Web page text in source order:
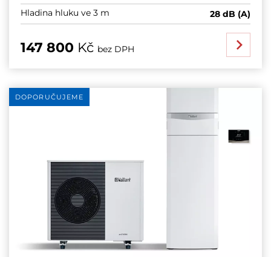
Hladina hluku ve 3 m
28 dB (A)
147 800 Kč bez DPH
DOPORUČUJEME